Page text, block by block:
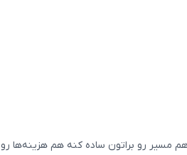
مسیر رو براتون ساده کنه هم هزینه‌ها